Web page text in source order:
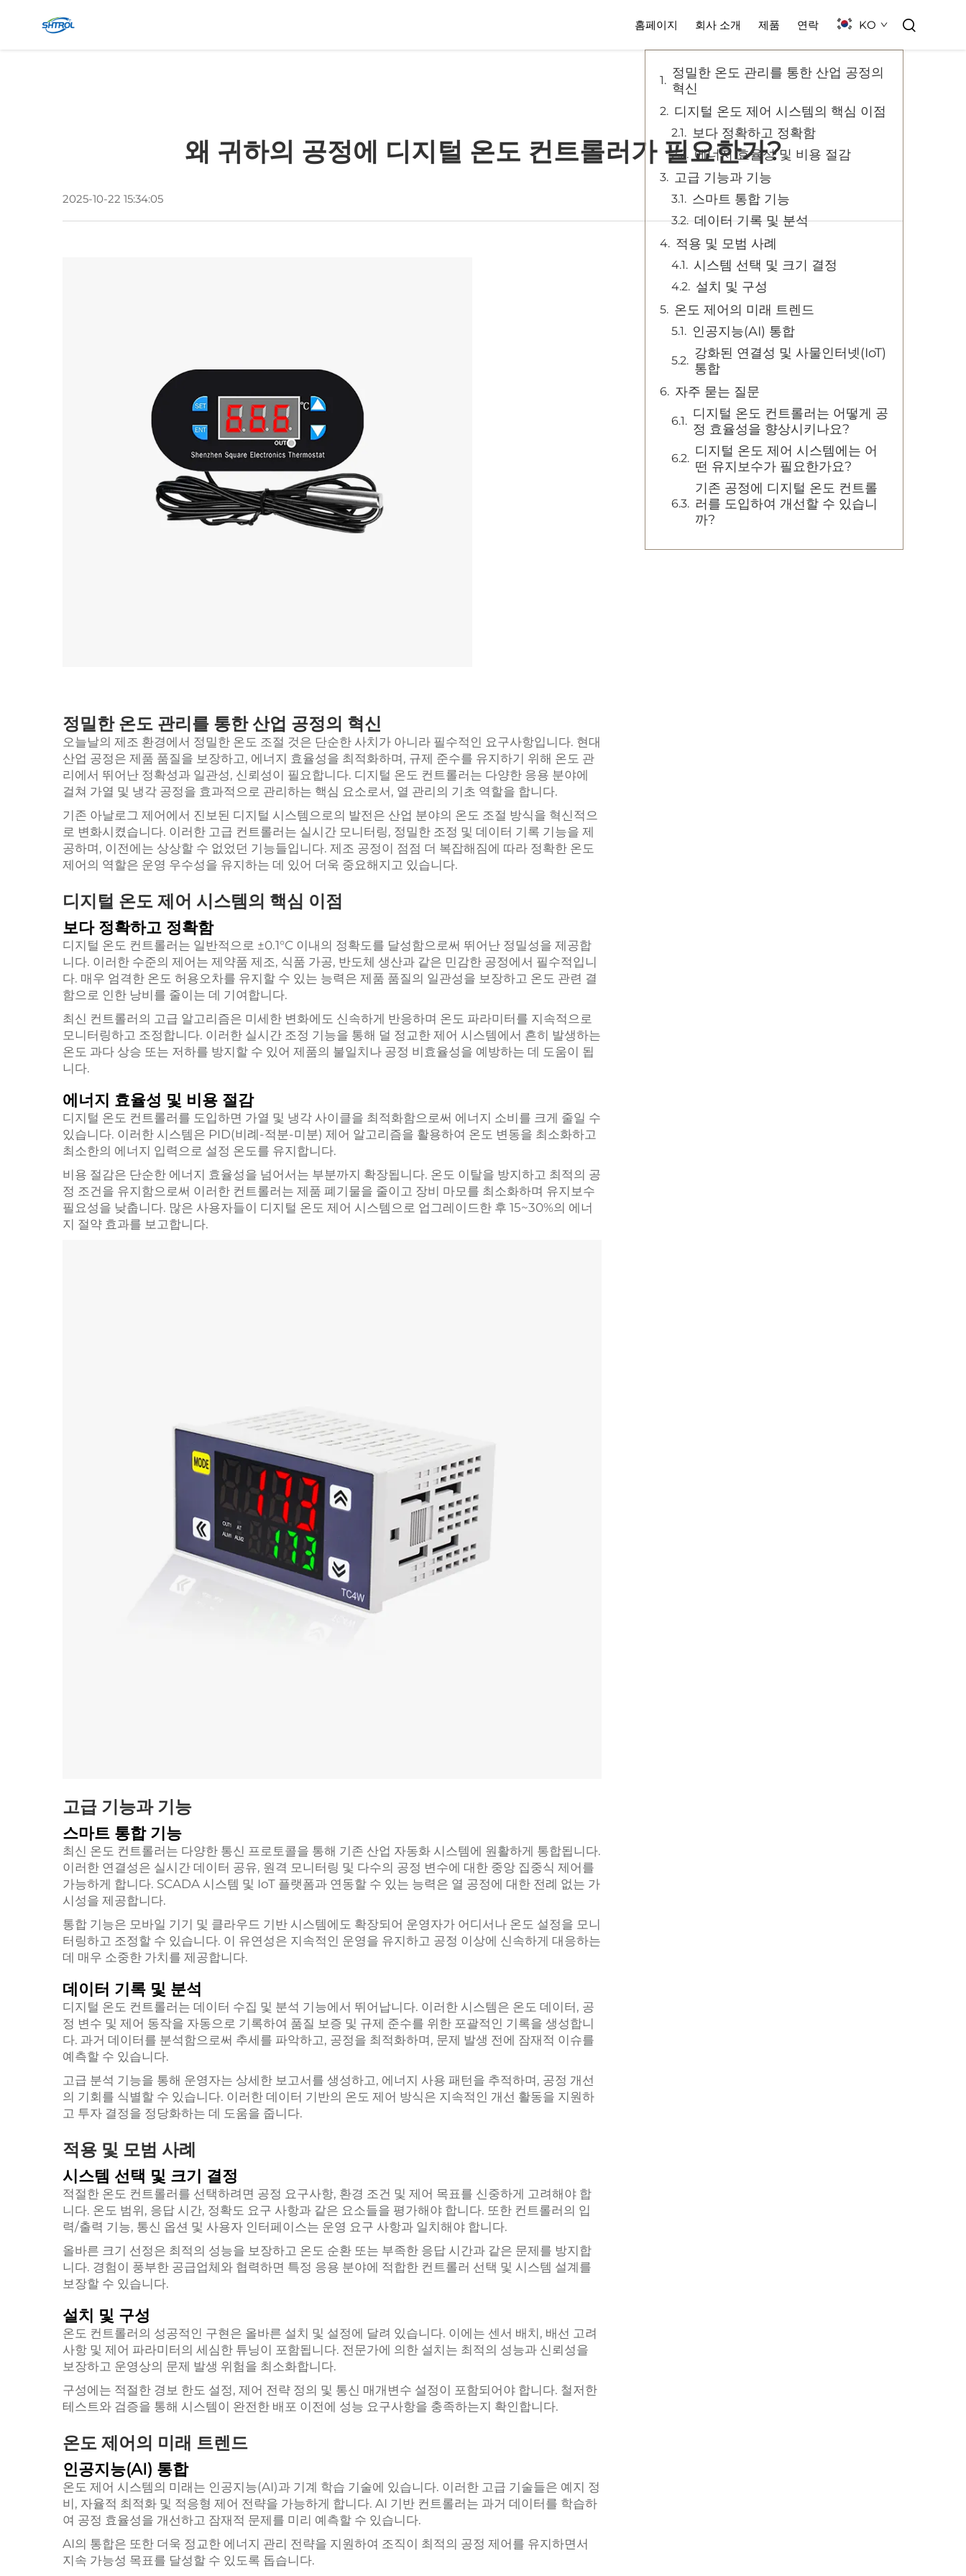
홈페이지 회사 소개 제품 연락 KO
왜 귀하의 공정에 디지털 온도 컨트롤러가 필요한가?
2025-10-22 15:34:05
정밀한 온도 관리를 통한 산업 공정의 혁신
오늘날의 제조 환경에서 정밀한 온도 조절 것은 단순한 사치가 아니라 필수적인 요구사항입니다. 현대
산업 공정은 제품 품질을 보장하고, 에너지 효율성을 최적화하며, 규제 준수를 유지하기 위해 온도 관
리에서 뛰어난 정확성과 일관성, 신뢰성이 필요합니다. 디지털 온도 컨트롤러는 다양한 응용 분야에
걸쳐 가열 및 냉각 공정을 효과적으로 관리하는 핵심 요소로서, 열 관리의 기초 역할을 합니다.
기존 아날로그 제어에서 진보된 디지털 시스템으로의 발전은 산업 분야의 온도 조절 방식을 혁신적으
로 변화시켰습니다. 이러한 고급 컨트롤러는 실시간 모니터링, 정밀한 조정 및 데이터 기록 기능을 제
공하며, 이전에는 상상할 수 없었던 기능들입니다. 제조 공정이 점점 더 복잡해짐에 따라 정확한 온도
제어의 역할은 운영 우수성을 유지하는 데 있어 더욱 중요해지고 있습니다.
디지털 온도 제어 시스템의 핵심 이점
보다 정확하고 정확함
디지털 온도 컨트롤러는 일반적으로 ±0.1°C 이내의 정확도를 달성함으로써 뛰어난 정밀성을 제공합
니다. 이러한 수준의 제어는 제약품 제조, 식품 가공, 반도체 생산과 같은 민감한 공정에서 필수적입니
다. 매우 엄격한 온도 허용오차를 유지할 수 있는 능력은 제품 품질의 일관성을 보장하고 온도 관련 결
함으로 인한 낭비를 줄이는 데 기여합니다.
최신 컨트롤러의 고급 알고리즘은 미세한 변화에도 신속하게 반응하며 온도 파라미터를 지속적으로
모니터링하고 조정합니다. 이러한 실시간 조정 기능을 통해 덜 정교한 제어 시스템에서 흔히 발생하는
온도 과다 상승 또는 저하를 방지할 수 있어 제품의 불일치나 공정 비효율성을 예방하는 데 도움이 됩
니다.
에너지 효율성 및 비용 절감
디지털 온도 컨트롤러를 도입하면 가열 및 냉각 사이클을 최적화함으로써 에너지 소비를 크게 줄일 수
있습니다. 이러한 시스템은 PID(비례-적분-미분) 제어 알고리즘을 활용하여 온도 변동을 최소화하고
최소한의 에너지 입력으로 설정 온도를 유지합니다.
비용 절감은 단순한 에너지 효율성을 넘어서는 부분까지 확장됩니다. 온도 이탈을 방지하고 최적의 공
정 조건을 유지함으로써 이러한 컨트롤러는 제품 폐기물을 줄이고 장비 마모를 최소화하며 유지보수
필요성을 낮춥니다. 많은 사용자들이 디지털 온도 제어 시스템으로 업그레이드한 후 15~30%의 에너
지 절약 효과를 보고합니다.
고급 기능과 기능
스마트 통합 기능
최신 온도 컨트롤러는 다양한 통신 프로토콜을 통해 기존 산업 자동화 시스템에 원활하게 통합됩니다.
이러한 연결성은 실시간 데이터 공유, 원격 모니터링 및 다수의 공정 변수에 대한 중앙 집중식 제어를
가능하게 합니다. SCADA 시스템 및 IoT 플랫폼과 연동할 수 있는 능력은 열 공정에 대한 전례 없는 가
시성을 제공합니다.
통합 기능은 모바일 기기 및 클라우드 기반 시스템에도 확장되어 운영자가 어디서나 온도 설정을 모니
터링하고 조정할 수 있습니다. 이 유연성은 지속적인 운영을 유지하고 공정 이상에 신속하게 대응하는
데 매우 소중한 가치를 제공합니다.
데이터 기록 및 분석
디지털 온도 컨트롤러는 데이터 수집 및 분석 기능에서 뛰어납니다. 이러한 시스템은 온도 데이터, 공
정 변수 및 제어 동작을 자동으로 기록하여 품질 보증 및 규제 준수를 위한 포괄적인 기록을 생성합니
다. 과거 데이터를 분석함으로써 추세를 파악하고, 공정을 최적화하며, 문제 발생 전에 잠재적 이슈를
예측할 수 있습니다.
고급 분석 기능을 통해 운영자는 상세한 보고서를 생성하고, 에너지 사용 패턴을 추적하며, 공정 개선
의 기회를 식별할 수 있습니다. 이러한 데이터 기반의 온도 제어 방식은 지속적인 개선 활동을 지원하
고 투자 결정을 정당화하는 데 도움을 줍니다.
적용 및 모범 사례
시스템 선택 및 크기 결정
적절한 온도 컨트롤러를 선택하려면 공정 요구사항, 환경 조건 및 제어 목표를 신중하게 고려해야 합
니다. 온도 범위, 응답 시간, 정확도 요구 사항과 같은 요소들을 평가해야 합니다. 또한 컨트롤러의 입
력/출력 기능, 통신 옵션 및 사용자 인터페이스는 운영 요구 사항과 일치해야 합니다.
올바른 크기 선정은 최적의 성능을 보장하고 온도 순환 또는 부족한 응답 시간과 같은 문제를 방지합
니다. 경험이 풍부한 공급업체와 협력하면 특정 응용 분야에 적합한 컨트롤러 선택 및 시스템 설계를
보장할 수 있습니다.
설치 및 구성
온도 컨트롤러의 성공적인 구현은 올바른 설치 및 설정에 달려 있습니다. 이에는 센서 배치, 배선 고려
사항 및 제어 파라미터의 세심한 튜닝이 포함됩니다. 전문가에 의한 설치는 최적의 성능과 신뢰성을
보장하고 운영상의 문제 발생 위험을 최소화합니다.
구성에는 적절한 경보 한도 설정, 제어 전략 정의 및 통신 매개변수 설정이 포함되어야 합니다. 철저한
테스트와 검증을 통해 시스템이 완전한 배포 이전에 성능 요구사항을 충족하는지 확인합니다.
온도 제어의 미래 트렌드
인공지능(AI) 통합
온도 제어 시스템의 미래는 인공지능(AI)과 기계 학습 기술에 있습니다. 이러한 고급 기술들은 예지 정
비, 자율적 최적화 및 적응형 제어 전략을 가능하게 합니다. AI 기반 컨트롤러는 과거 데이터를 학습하
여 공정 효율성을 개선하고 잠재적 문제를 미리 예측할 수 있습니다.
AI의 통합은 또한 더욱 정교한 에너지 관리 전략을 지원하여 조직이 최적의 공정 제어를 유지하면서
지속 가능성 목표를 달성할 수 있도록 돕습니다.
목차
정밀한 온도 관리를 통한 산업 공정의
혁신
디지털 온도 제어 시스템의 핵심 이점
보다 정확하고 정확함
에너지 효율성 및 비용 절감
고급 기능과 기능
스마트 통합 기능
데이터 기록 및 분석
적용 및 모범 사례
시스템 선택 및 크기 결정
설치 및 구성
온도 제어의 미래 트렌드
인공지능(AI) 통합
강화된 연결성 및 사물인터넷(IoT)
통합
자주 묻는 질문
디지털 온도 컨트롤러는 어떻게 공
정 효율성을 향상시키나요?
디지털 온도 제어 시스템에는 어
떤 유지보수가 필요한가요?
기존 공정에 디지털 온도 컨트롤
러를 도입하여 개선할 수 있습니
까?